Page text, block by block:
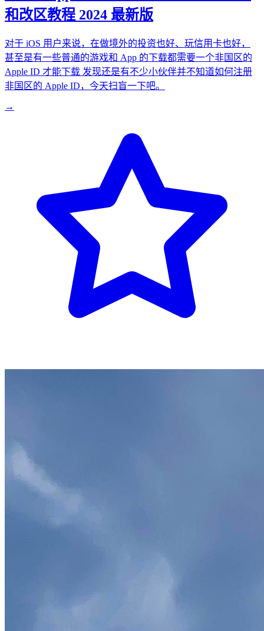
和改区教程 2024 最新版
对于 iOS 用户来说，在做境外的投资也好、玩信用卡也好，
甚至是有一些普通的游戏和 App 的下载都需要一个非国区的
Apple ID 才能下载 发现还是有不少小伙伴并不知道如何注册
非国区的 Apple ID，今天扫盲一下吧。
→